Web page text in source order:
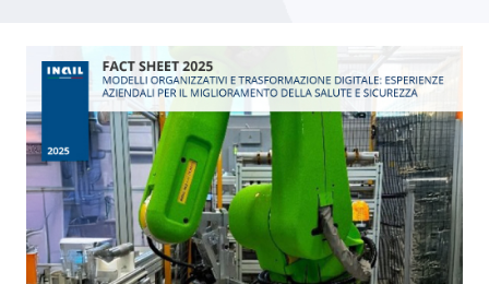
Digitalizzazione e sicurezza sul lavoro: